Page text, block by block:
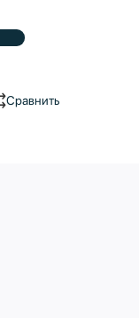
Сравнить